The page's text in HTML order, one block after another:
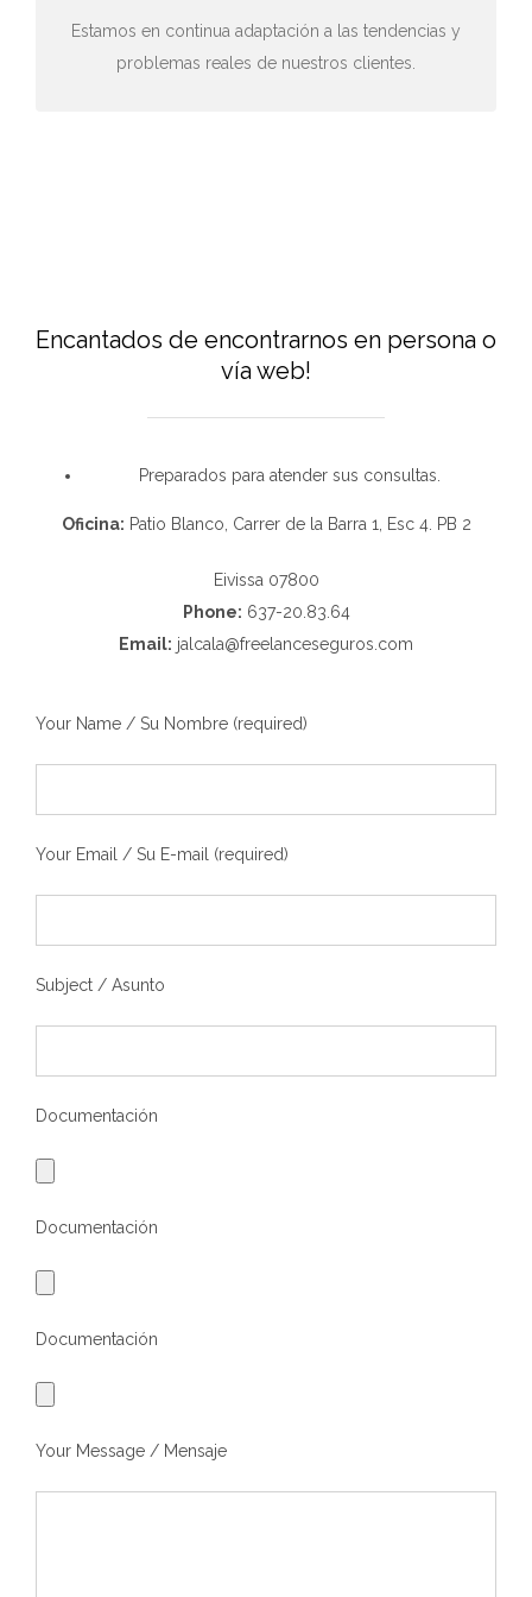
Estamos en continua adaptación a las tendencias y
problemas reales de nuestros clientes.
Encantados de encontrarnos en persona o
vía web!
Preparados para atender sus consultas.
Oficina: Patio Blanco, Carrer de la Barra 1, Esc 4. PB 2
Eivissa 07800
Phone: 637-20.83.64
Email: jalcala@freelanceseguros.com
Your Name / Su Nombre (required)
Your Email / Su E-mail (required)
Subject / Asunto
Documentación
Documentación
Documentación
Your Message / Mensaje